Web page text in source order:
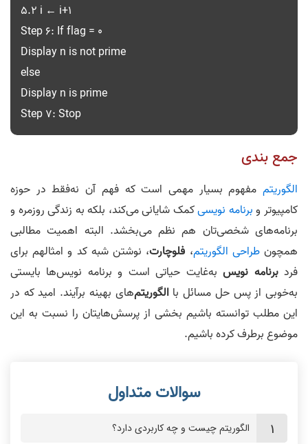
5.2 i ← i+1
Step 6: If flag = 0
Display n is not prime
else
Display n is prime
Step 7: Stop
جمع بندی
الگوریتم مفهوم بسیار مهمی است که فهم آن نه‌فقط در حوزه
کامپیوتر وبرنامه نویسیکمک شایانی می‌کند، بلکه به زندگی روزمره و
برنامه‌های شخصی‌تان هم نظم می‌بخشد. البته اهمیت مطالبی
همچونطراحی الگوریتم، فلوچارت، نوشتن شبه کد و امثالهم برای
فردبرنامه نویسبه‌غایت حیاتی است و برنامه نویس‌ها بایستی
به‌خوبی از پس حل مسائل باالگوریتم‌های بهینه برآیند. امید که در
این مطلب توانسته باشیم بخشی از پرسش‌هایتان را نسبت به این
موضوع برطرف کرده باشیم.
الگوریتم چیست و چه کاربردی دارد؟